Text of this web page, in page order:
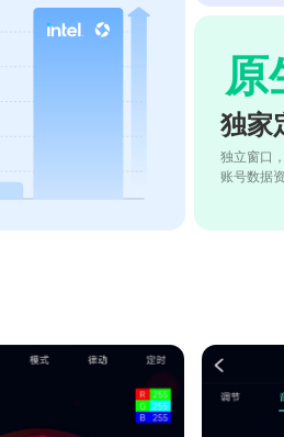
原
独家
独立窗口
账号数据